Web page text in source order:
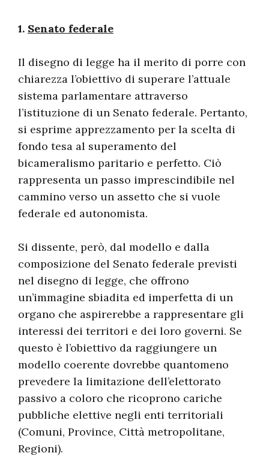
1. Senato federale
Il disegno di legge ha il merito di porre con
chiarezza l’obiettivo di superare l’attuale
sistema parlamentare attraverso
l’istituzione di un Senato federale. Pertanto,
si esprime apprezzamento per la scelta di
fondo tesa al superamento del
bicameralismo paritario e perfetto. Ciò
rappresenta un passo imprescindibile nel
cammino verso un assetto che si vuole
federale ed autonomista.
Si dissente, però, dal modello e dalla
composizione del Senato federale previsti
nel disegno di legge, che offrono
un’immagine sbiadita ed imperfetta di un
organo che aspirerebbe a rappresentare gli
interessi dei territori e dei loro governi. Se
questo è l’obiettivo da raggiungere un
modello coerente dovrebbe quantomeno
prevedere la limitazione dell’elettorato
passivo a coloro che ricoprono cariche
pubbliche elettive negli enti territoriali
(Comuni, Province, Città metropolitane,
Regioni).